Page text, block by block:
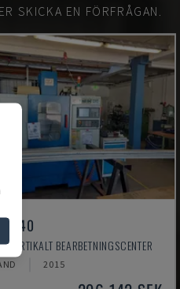
SKICKA EN FÖRFRÅGAN.
640
VERTIKALT BEARBETNINGSCENTER
2015